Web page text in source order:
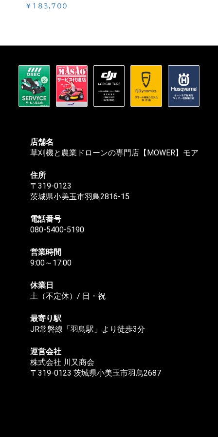
￥183,700
店舗名
草刈機と農業ドローンの専門店【MOWER】モア
住所
〒319-0123
茨城県小美玉市羽鳥2816-15
電話番号
080-5400-5190
営業時間
9:00～17:00
休業日
土（不定休）/ 日・祝
最寄り駅
JR常磐線「羽鳥駅」より徒歩3分
運営会社
株式会社 川又商会
〒319-0123 茨城県小美玉市羽鳥2687